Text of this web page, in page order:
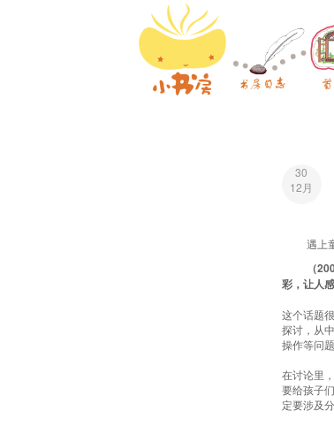
30
12月
遇上
（
彩，让人
这个话题
探讨，从
操作等问
在讨论里
要给孩子
定要涉及